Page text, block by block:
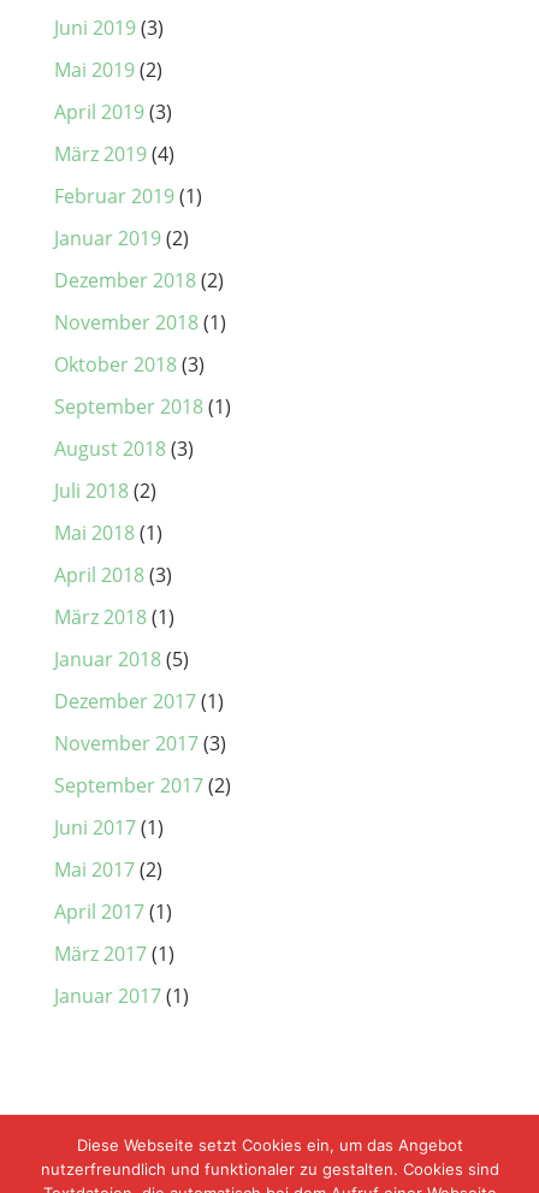
Juni 2019(3)
Mai 2019(2)
April 2019(3)
März 2019(4)
Februar 2019(1)
Januar 2019(2)
Dezember 2018(2)
November 2018(1)
Oktober 2018(3)
September 2018(1)
August 2018(3)
Juli 2018(2)
Mai 2018(1)
April 2018(3)
März 2018(1)
Januar 2018(5)
Dezember 2017(1)
November 2017(3)
September 2017(2)
Juni 2017(1)
Mai 2017(2)
April 2017(1)
März 2017(1)
Januar 2017(1)
Diese Webseite setzt Cookies ein, um das Angebot
nutzerfreundlich und funktionaler zu gestalten. Cookies sind